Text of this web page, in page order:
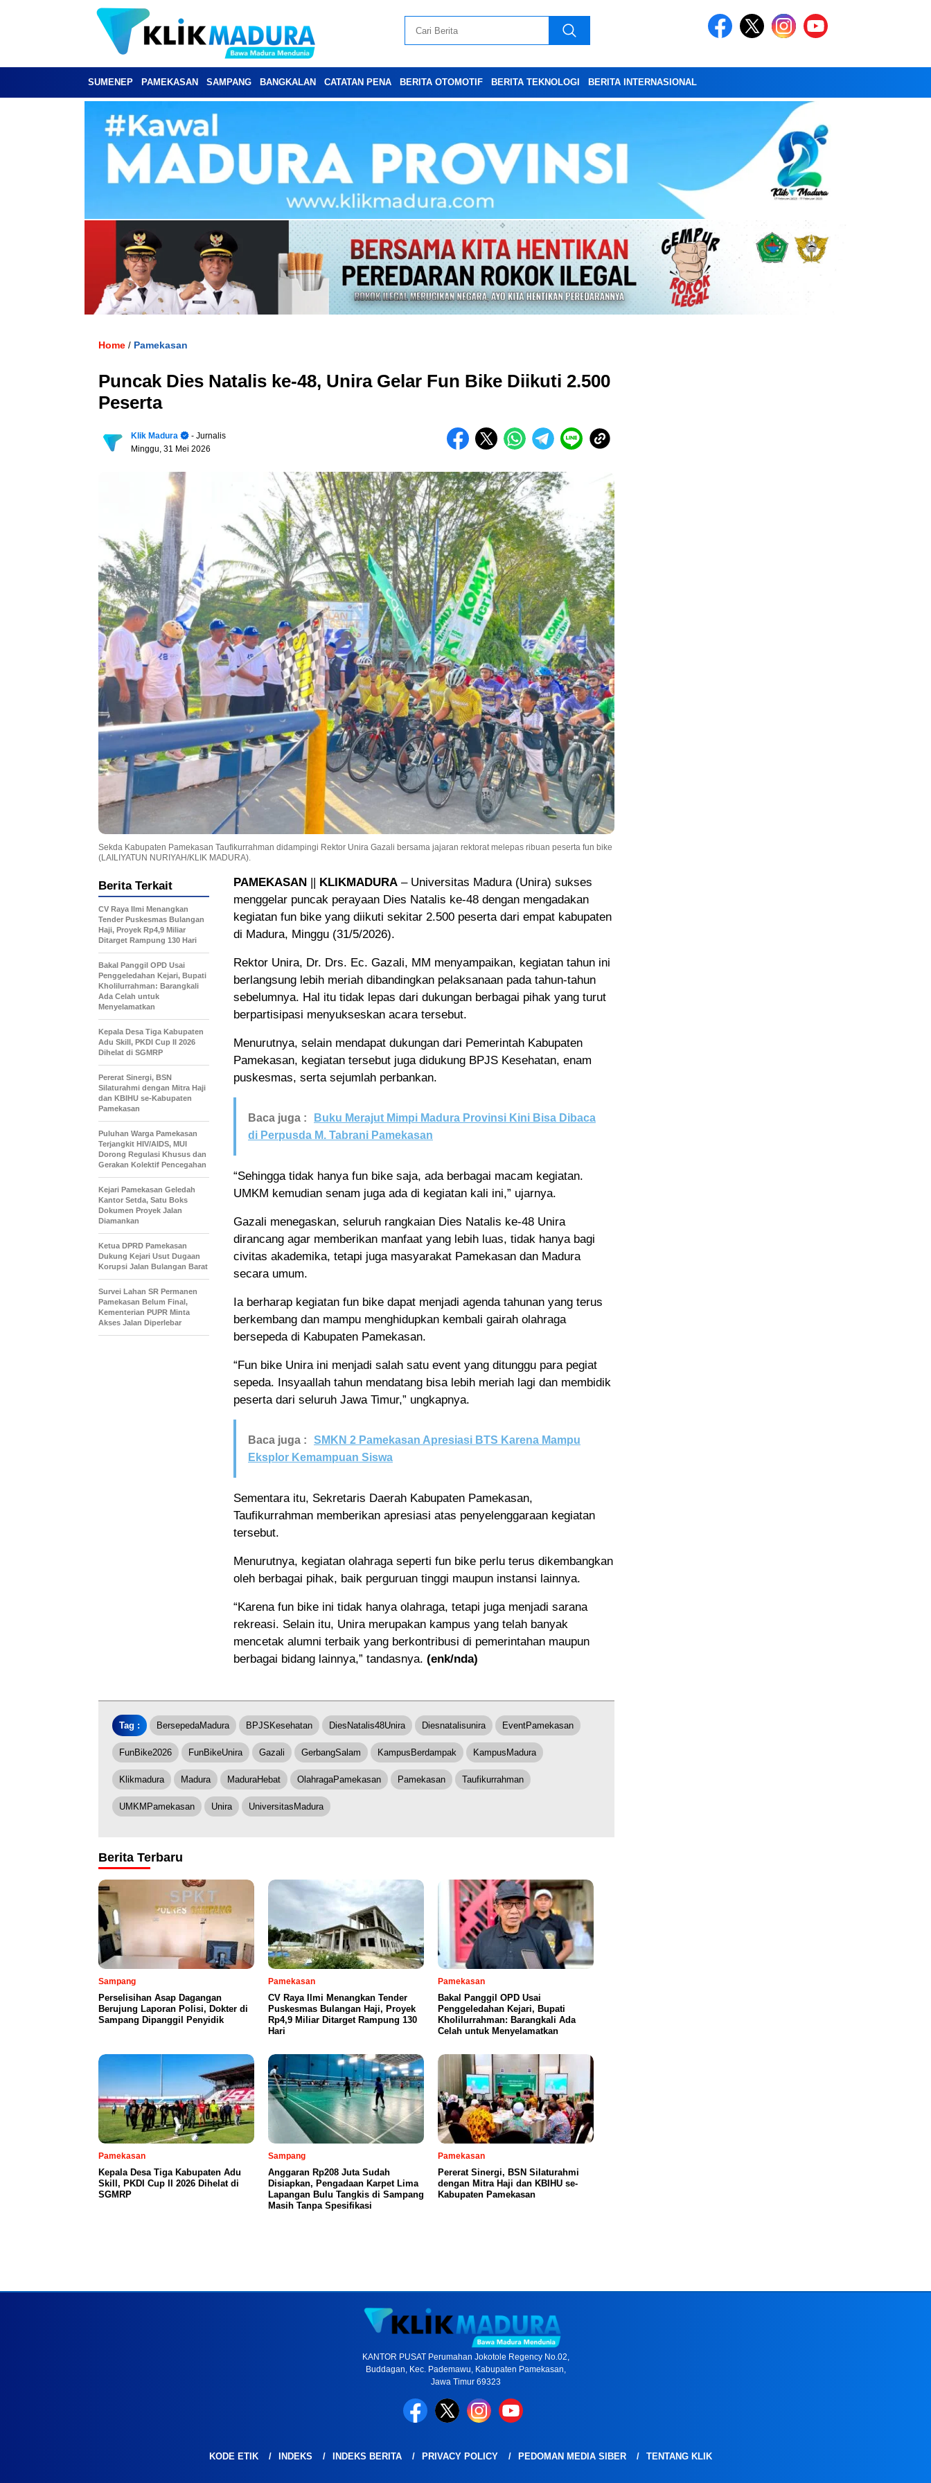
SUMENEP PAMEKASAN SAMPANG BANGKALAN CATATAN PENA BERITA OTOMOTIF BERITA TEKNOLOGI BERITA INTERNASIONAL
Home / Pamekasan
Puncak Dies Natalis ke-48, Unira Gelar Fun Bike Diikuti 2.500
Peserta
Klik Madura
- Jurnalis
Minggu, 31 Mei 2026
Sekda Kabupaten Pamekasan Taufikurrahman didampingi Rektor Unira Gazali bersama jajaran rektorat melepas ribuan peserta fun bike
(LAILIYATUN NURIYAH/KLIK MADURA).
PAMEKASAN || KLIKMADURA – Universitas Madura (Unira) sukses
menggelar puncak perayaan Dies Natalis ke-48 dengan mengadakan
kegiatan fun bike yang diikuti sekitar 2.500 peserta dari empat kabupaten
di Madura, Minggu (31/5/2026).
Rektor Unira, Dr. Drs. Ec. Gazali, MM menyampaikan, kegiatan tahun ini
berlangsung lebih meriah dibandingkan pelaksanaan pada tahun-tahun
sebelumnya. Hal itu tidak lepas dari dukungan berbagai pihak yang turut
berpartisipasi menyukseskan acara tersebut.
Menurutnya, selain mendapat dukungan dari Pemerintah Kabupaten
Pamekasan, kegiatan tersebut juga didukung BPJS Kesehatan, enam
puskesmas, serta sejumlah perbankan.
Baca juga :
Buku Merajut Mimpi Madura Provinsi Kini Bisa Dibaca
di Perpusda M. Tabrani Pamekasan
“Sehingga tidak hanya fun bike saja, ada berbagai macam kegiatan.
UMKM kemudian senam juga ada di kegiatan kali ini,” ujarnya.
Gazali menegaskan, seluruh rangkaian Dies Natalis ke-48 Unira
dirancang agar memberikan manfaat yang lebih luas, tidak hanya bagi
civitas akademika, tetapi juga masyarakat Pamekasan dan Madura
secara umum.
Ia berharap kegiatan fun bike dapat menjadi agenda tahunan yang terus
berkembang dan mampu menghidupkan kembali gairah olahraga
bersepeda di Kabupaten Pamekasan.
“Fun bike Unira ini menjadi salah satu event yang ditunggu para pegiat
sepeda. Insyaallah tahun mendatang bisa lebih meriah lagi dan membidik
peserta dari seluruh Jawa Timur,” ungkapnya.
Baca juga :
SMKN 2 Pamekasan Apresiasi BTS Karena Mampu
Eksplor Kemampuan Siswa
Sementara itu, Sekretaris Daerah Kabupaten Pamekasan,
Taufikurrahman memberikan apresiasi atas penyelenggaraan kegiatan
tersebut.
Menurutnya, kegiatan olahraga seperti fun bike perlu terus dikembangkan
oleh berbagai pihak, baik perguruan tinggi maupun instansi lainnya.
“Karena fun bike ini tidak hanya olahraga, tetapi juga menjadi sarana
rekreasi. Selain itu, Unira merupakan kampus yang telah banyak
mencetak alumni terbaik yang berkontribusi di pemerintahan maupun
berbagai bidang lainnya,” tandasnya. (enk/nda)
Berita Terkait
CV Raya Ilmi Menangkan
Tender Puskesmas Bulangan
Haji, Proyek Rp4,9 Miliar
Ditarget Rampung 130 Hari
Bakal Panggil OPD Usai
Penggeledahan Kejari, Bupati
Kholilurrahman: Barangkali
Ada Celah untuk
Menyelamatkan
Kepala Desa Tiga Kabupaten
Adu Skill, PKDI Cup II 2026
Dihelat di SGMRP
Pererat Sinergi, BSN
Silaturahmi dengan Mitra Haji
dan KBIHU se-Kabupaten
Pamekasan
Puluhan Warga Pamekasan
Terjangkit HIV/AIDS, MUI
Dorong Regulasi Khusus dan
Gerakan Kolektif Pencegahan
Kejari Pamekasan Geledah
Kantor Setda, Satu Boks
Dokumen Proyek Jalan
Diamankan
Ketua DPRD Pamekasan
Dukung Kejari Usut Dugaan
Korupsi Jalan Bulangan Barat
Survei Lahan SR Permanen
Pamekasan Belum Final,
Kementerian PUPR Minta
Akses Jalan Diperlebar
Tag : BersepedaMadura BPJSKesehatan DiesNatalis48Unira Diesnatalisunira EventPamekasan
FunBike2026 FunBikeUnira Gazali GerbangSalam KampusBerdampak KampusMadura
Klikmadura Madura MaduraHebat OlahragaPamekasan Pamekasan Taufikurrahman
UMKMPamekasan Unira UniversitasMadura
Berita Terbaru
Sampang
Perselisihan Asap Dagangan
Berujung Laporan Polisi, Dokter di
Sampang Dipanggil Penyidik
Pamekasan
CV Raya Ilmi Menangkan Tender
Puskesmas Bulangan Haji, Proyek
Rp4,9 Miliar Ditarget Rampung 130
Hari
Pamekasan
Bakal Panggil OPD Usai
Penggeledahan Kejari, Bupati
Kholilurrahman: Barangkali Ada
Celah untuk Menyelamatkan
Pamekasan
Kepala Desa Tiga Kabupaten Adu
Skill, PKDI Cup II 2026 Dihelat di
SGMRP
Sampang
Anggaran Rp208 Juta Sudah
Disiapkan, Pengadaan Karpet Lima
Lapangan Bulu Tangkis di Sampang
Masih Tanpa Spesifikasi
Pamekasan
Pererat Sinergi, BSN Silaturahmi
dengan Mitra Haji dan KBIHU se-
Kabupaten Pamekasan
KANTOR PUSAT Perumahan Jokotole Regency No.02,
Buddagan, Kec. Pademawu, Kabupaten Pamekasan,
Jawa Timur 69323
KODE ETIK INDEKS INDEKS BERITA PRIVACY POLICY PEDOMAN MEDIA SIBER TENTANG KLIK